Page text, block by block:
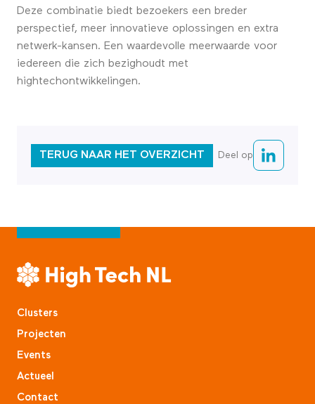
Deze combinatie biedt bezoekers een breder
perspectief, meer innovatieve oplossingen en extra
netwerk-kansen. Een waardevolle meerwaarde voor
iedereen die zich bezighoudt met
hightechontwikkelingen.
TERUG NAAR HET OVERZICHT Deel op
Clusters
Projecten
Events
Actueel
Contact